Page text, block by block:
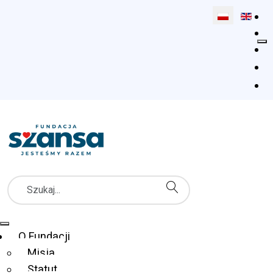
Wybierz
Szukaj
Menu Główne
O Fundacji
Misja
Statut